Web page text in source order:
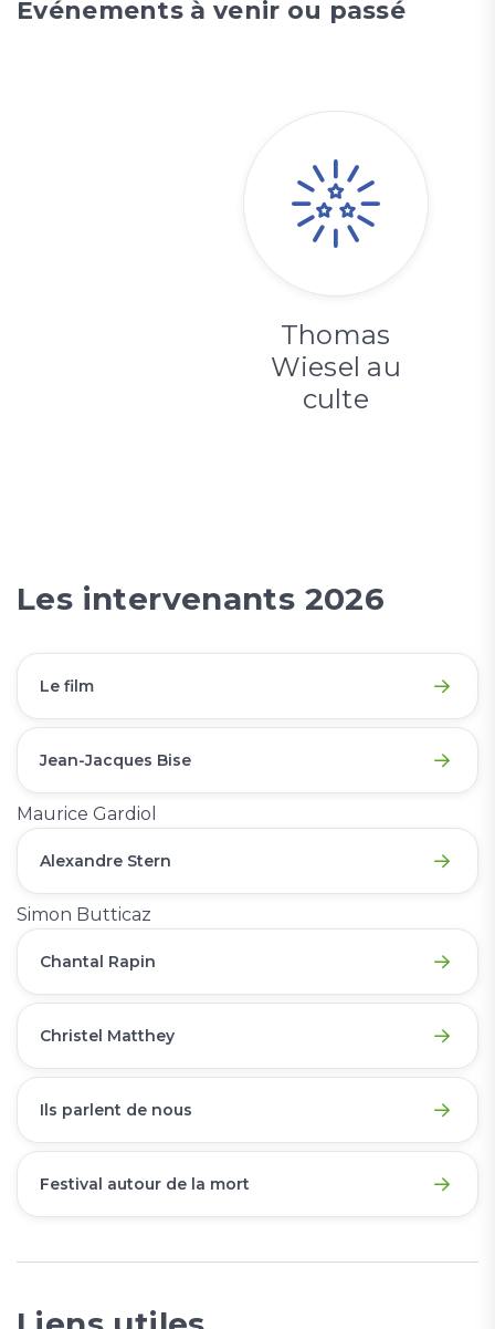
Evénements à venir ou passé
Thomas
Wiesel au
culte
Les intervenants 2026
Le film
Jean-Jacques Bise
Maurice Gardiol
Alexandre Stern
Simon Butticaz
Chantal Rapin
Christel Matthey
Ils parlent de nous
Festival autour de la mort